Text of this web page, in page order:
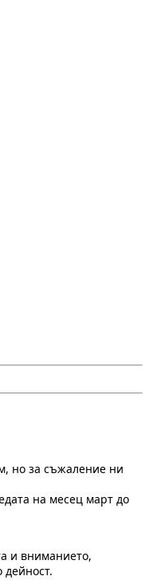
но за съжаление ни
на месец март до
и вниманието,